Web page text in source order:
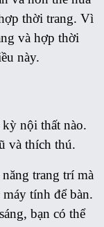
thời trang. Vì
và hợp thời
này.
nội thất nào.
và thích thú.
trang trí mà
tính để bàn.
bạn có thể